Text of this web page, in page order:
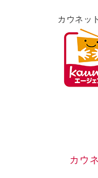
カウネッ
カウ